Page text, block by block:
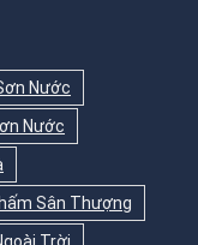
Nước
Nước
Sân Thượng